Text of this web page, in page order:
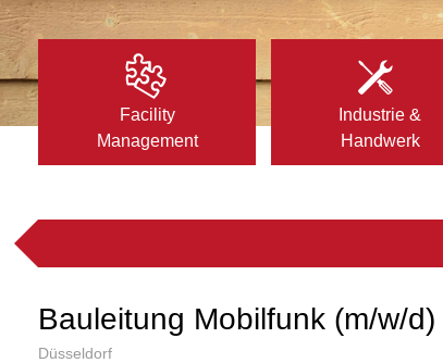
Facility
Management
Industrie &
Handwerk
Bauleitung Mobilfunk (m/w/d)
Düsseldorf